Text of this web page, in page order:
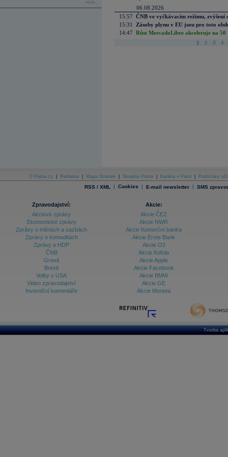
více...
06.08.2026
15:57 ČNB ve vyčkávacím režimu, zvýšení
15:31
Zásoby plynu v EU jsou pro toto
14:47 Růst MercadoLibre akceleruje na
1 2 3 4
O Patria.cz Reklama Mapa Stránek Skupina Patria Kariéra v Patrii Podmínky
RSS / XML | Cookies | E-mail newsletter | SMS
Zpravodajství:
Akciové zprávy
Ekonomické zprávy
Zprávy o měnách a sazbách
Zprávy o komoditách
Zprávy o HDP
ČNB
Grexit
Brexit
Volby v USA
Video zpravodajství
Investiční komentáře
Akcie:
Akcie ČEZ
Akcie NWR
Akcie Komerční banka
Akcie Erste Bank
Akcie O2
Akcie Kofola
Akcie Apple
Akcie Facebook
Akcie BMW
Akcie GE
Akcie Moneta
Tvorba